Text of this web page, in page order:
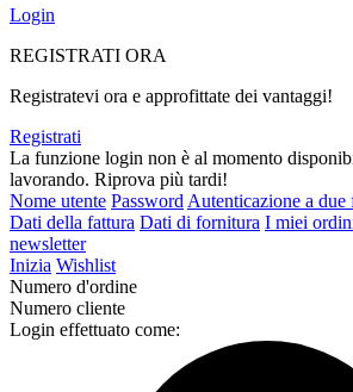
Login
REGISTRATI ORA
Registratevi ora e approfittate dei vantaggi!
Registrati
La funzione login non è al momento
lavorando. Riprova più tardi!
Nome utente PasswordAutenticazione a due
Dati della fattura Dati di fornitura I miei
newsletter
Inizia Wishlist
Numero d'ordine
Numero cliente
Login effettuato come: